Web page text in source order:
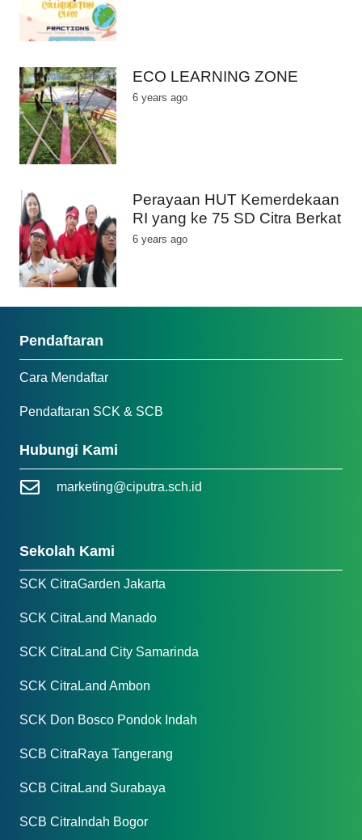
ECO LEARNING ZONE
6 years ago
Perayaan HUT Kemerdekaan
RI yang ke 75 SD Citra Berkat
6 years ago
Pendaftaran
Cara Mendaftar
Pendaftaran SCK & SCB
Hubungi Kami
marketing@ciputra.sch.id
Sekolah Kami
SCK CitraGarden Jakarta
SCK CitraLand Manado
SCK CitraLand City Samarinda
SCK CitraLand Ambon
SCK Don Bosco Pondok Indah
SCB CitraRaya Tangerang
SCB CitraLand Surabaya
SCB CitraIndah Bogor